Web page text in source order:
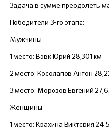
Задача в сумме преодолеть
Победители 3-го этапа:
Мужчины
1 место: Вовк Юрий 28,301 км
2 место: Косолапов Антон
3 место: Морозов Евгений
Женщины
1 место: Крахина Виктория